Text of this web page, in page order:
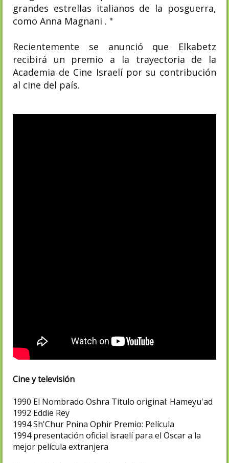
grandes estrellas italianos de la posguerra,
como Anna Magnani . "
Recientemente se anunció que Elkabetz
recibirá un premio a la trayectoria de la
Academia de Cine Israelí por su contribución
al cine del país.
Cine y televisión
1990 El Nombrado Oshra Título original: Hameyu'ad
1992 Eddie Rey
1994Sh'Chur Pnina Ophir Premio: Película
1994 presentación oficial israelí para el Oscar a la
mejor película extranjera